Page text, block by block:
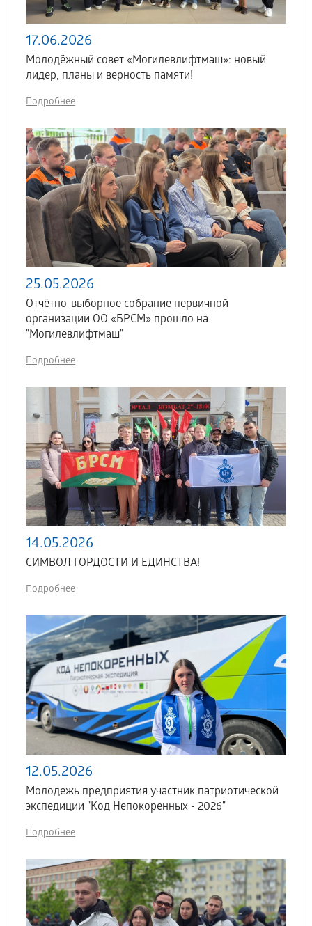
17.06.2026
Молодёжный совет «Могилевлифтмаш»: новый
лидер, планы и верность памяти!
Подробнее
25.05.2026
Отчётно-выборное собрание первичной
организации ОО «БРСМ» прошло на
"Могилевлифтмаш"
Подробнее
14.05.2026
СИМВОЛ ГОРДОСТИ И ЕДИНСТВА!
Подробнее
12.05.2026
Молодежь предприятия участник патриотической
экспедиции "Код Непокоренных - 2026"
Подробнее